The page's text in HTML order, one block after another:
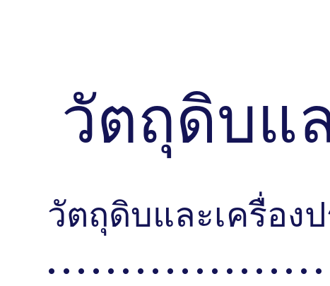
วัตถุดิบแ
วัตถุดิบและเครื่องปรุง
. . . . . . . . . . . . . . . . . .